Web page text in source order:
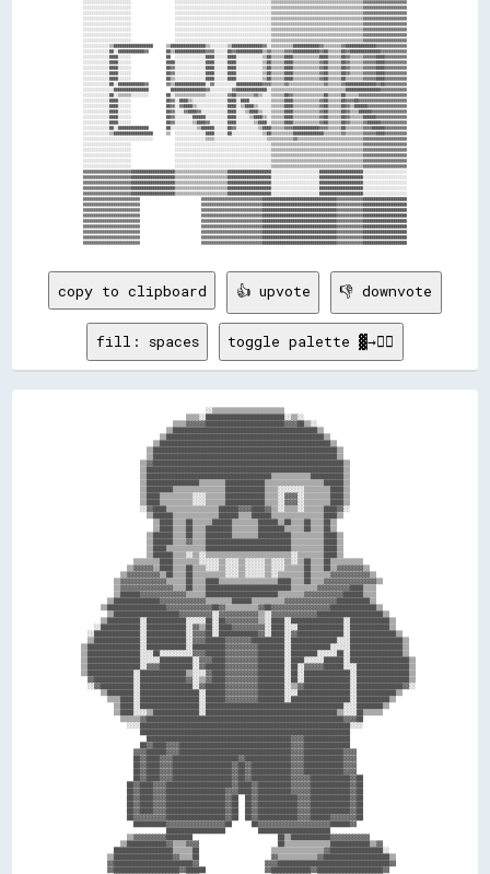
░░░░░░░░░░░░░░░░░░░░░░                    ░░░░░░░░░░░░░░░░░░░░░░░░░░░░░░░░░░░░░░░░░░░░▒▒▒▒▒▒▒▒▒▒▒▒▒▒▒▒▒▒▒▒▒▒▒▒▒▒▒▒▒▒▒▒▒▒▒▒▒▒▒▒▒▒▓▓▓▓▓▓▓▓▓▓▓▓▓▓▓▓▓▓▓▓
░░░░░░░░░░░░░░░░░░░░░░                    ░░░░░░░░░░░░░░░░░░░░░░░░░░░░░░░░░░░░░░░░░░░░▒▒▒▒▒▒▒▒▒▒▒▒▒▒▒▒▒▒▒▒▒▒▒▒▒▒▒▒▒▒▒▒▒▒▒▒▒▒▒▒▒▒▓▓▓▓▓▓▓▓▓▓▓▓▓▓▓▓▓▓▓▓
░░░░░░░░░░░░░░░░░░░░░░                    ░░░░░░░░░░░░░░░░░░░░░░░░░░░░░░░░░░░░░░░░░░░░▒▒▒▒▒▒▒▒▒▒▒▒▒▒▒▒▒▒▒▒▒▒▒▒▒▒▒▒▒▒▒▒▒▒▒▒▒▒▒▒▒▒▓▓▓▓▓▓▓▓▓▓▓▓▓▓▓▓▓▓▓▓
░░░░░░░░░░░░░░░░░░░░░░                    ░░░░░░░░░░░░░░░░░░░░░░░░░░░░░░░░░░░░░░░░░░░░▒▒▒▒▒▒▒▒▒▒▒▒▒▒▒▒▒▒▒▒▒▒▒▒▒▒▒▒▒▒▒▒▒▒▒▒▒▒▒▒▒▒▓▓▓▓▓▓▓▓▓▓▓▓▓▓▓▓▓▓▓▓
░░░░░░░░░░░░░░░░░░░░░░                    ░░░░░░░░░░░░░░░░░░░░░░░░░░░░░░░░░░░░░░░░░░░░▒▒▒▒▒▒▒▒▒▒▒▒▒▒▒▒▒▒▒▒▒▒▒▒▒▒▒▒▒▒▒▒▒▒▒▒▒▒▒▒▒▒▓▓▓▓▓▓▓▓▓▓▓▓▓▓▓▓▓▓▓▓
░░░░░░░░░░░░░░░░░░░░░░                    ░░░░░░░░░░░░░░░░░░░░░░░░░░░░░░░░░░░░░░░░░░░░▒▒▒▒▒▒▒▒▒▒▒▒▒▒▒▒▒▒▒▒▒▒▒▒▒▒▒▒▒▒▒▒▒▒▒▒▒▒▒▒▒▒▓▓▓▓▓▓▓▓▓▓▓▓▓▓▓▓▓▓▓▓
░░░░░░░░░░░░░░░░░░░░░░                    ░░░░░░░░░░░░░░░░░░░░░░░░░░░░░░░░░░░░░░░░░░░░▒▒▒▒▒▒▒▒▒▒▒▒▒▒▒▒▒▒▒▒▒▒▒▒▒▒▒▒▒▒▒▒▒▒▒▒▒▒▒▒▒▒▓▓▓▓▓▓▓▓▓▓▓▓▓▓▓▓▓▓▓▓
░░░░░░░░░░░░░░░░░░░░░░                    ░░░░░░░░░░░░░░░░░░░░░░░░░░░░░░░░░░░░░░░░░░░░▒▒▒▒▒▒▒▒▒▒▒▒▒▒▒▒▒▒▒▒▒▒▒▒▒▒▒▒▒▒▒▒▒▒▒▒▒▒▒▒▒▒▓▓▓▓▓▓▓▓▓▓▓▓▓▓▓▓▓▓▓▓
░░░░░░░░░░░░▒▒██████████████████      ▒▒████████████████▒▒░░░░░░░░▒▒██████████████▓▓░░▒▒▒▒▒▒▒▒▒▒████████████▓▓▒▒▒▒▒▒▒▒▓▓██████████████▓▓▓▓▓▓▓▓▓▓▓▓▓▓
░░░░░░░░░░░░██░░████████████▓▓        ██▒▒██████████████▓▓▓▓░░░░░░██▓▓████████████▒▒▓▓▒▒▒▒▒▒▓▓▓▓████████████▓▓██▒▒▒▒▒▒██▓▓██████████████▓▓▓▓▓▓▓▓▓▓▓▓
░░░░░░░░░░░░████░░░░░░                ██  ░░░░░░░░░░░░░░████░░░░░░████░░░░░░░░░░░░▒▒██▒▒▒▒▒▒████▒▒▒▒▒▒▒▒▒▒▒▒████▒▒▒▒▒▒██▓▓▒▒▒▒▒▒▓▓▓▓▓▓████▓▓▓▓▓▓▓▓▓▓
░░░░░░░░░░░░████░░░░░░                ████░░░░░░░░░░░░░░████░░░░░░████░░░░░░░░░░░░▒▒██▒▒▒▒▒▒████▒▒▒▒▒▒▒▒▒▒▒▒▓▓██▒▒▒▒▒▒██▓▓▒▒▒▒▒▒▓▓▓▓▓▓████▓▓▓▓▓▓▓▓▓▓
░░░░░░░░░░░░████░░░░░░                ██▓▓░░░░░░░░░░░░░░████░░░░░░████░░░░░░░░░░░░▒▒██▒▒▒▒▒▒████▒▒▒▒▒▒▒▒▒▒▒▒▓▓██▒▒▒▒▒▒██▓▓▒▒▒▒▒▒▓▓▓▓▓▓████▓▓▓▓▓▓▓▓▓▓
░░░░░░░░░░░░████░░░░░░                ██▓▓░░░░░░░░░░░░░░████░░░░░░████░░░░░░░░░░░░▒▒██▒▒▒▒▒▒████▒▒▒▒▒▒▒▒▒▒▒▒▓▓██▒▒▒▒▒▒██▓▓▒▒▒▒▒▒▓▓▓▓▓▓████▓▓▓▓▓▓▓▓▓▓
░░░░░░░░░░░░████░░░░░░                ██▒▒░░░░░░░░░░░░░░████░░░░░░████░░░░░░░░░░░░▒▒██▒▒▒▒▒▒████▒▒▒▒▒▒▒▒▒▒▒▒▓▓██▒▒▒▒▒▒██▒▒▒▒▒▒▒▒▓▓▓▓▓▓████▓▓▓▓▓▓▓▓▓▓
░░░░░░░░░░░░██░░████████████▓▓        ▓▓▒▒██████████████░░▓▓░░░░░░░░░░████████████▓▓▓▓▒▒▒▒▒▒▓▓▒▒▒▒▒▒▒▒▒▒▒▒▒▒▒▒▓▓▒▒▒▒▒▒▓▓██████████████▓▓██▓▓▓▓▓▓▓▓▓▓
░░░░░░░░░░░░░░████████████████          ████████████████▓▓░░░░░░░░░░▓▓██████████████░░▒▒▒▒▒▒▒▒▒▒▒▒▒▒▒▒▒▒▒▒▒▒▒▒▒▒▒▒▒▒▒▒▒▒████████████████▓▓▓▓▓▓▓▓▓▓▓▓
░░░░░░░░░░░░██░░▒▒▒▒▒▒░░░░░░░░        ██░░▒▒▒▒▒▒▒▒▒▒▒▒▒▒░░░░░░░░░░▓▓██▒▒▒▒▒▒▒▒▓▓▒▒░░░░▒▒▒▒▒▒██▓▓▒▒▒▒▒▒▒▒▒▒▒▒▒▒██▒▒▒▒▒▒██▒▒▒▒▒▒▓▓▓▓▓▓▓▓▓▓▓▓▓▓▓▓▓▓▓▓▓▓
░░░░░░░░░░░░████░░░░░░                ██▓▓░░████▒▒░░░░░░░░░░░░░░░░████░░████░░░░░░░░░░▒▒▒▒▒▒████▒▒▒▒▒▒▒▒▒▒▒▒▓▓██▒▒▒▒▒▒██▓▓▓▓██▓▓▓▓▓▓▓▓▓▓▓▓▓▓▓▓▓▓▓▓▓▓
░░░░░░░░░░░░████░░░░░░                ██▓▓░░▓▓████▒▒░░░░░░░░░░░░░░████░░▒▒████▒▒░░░░░░▒▒▒▒▒▒████▒▒▒▒▒▒▒▒▒▒▒▒▓▓██▒▒▒▒▒▒██▓▓▒▒██████▓▓▓▓▓▓▓▓▓▓▓▓▓▓▓▓▓▓
░░░░░░░░░░░░████░░░░░░                ██▓▓░░░░▓▓████▓▓░░░░░░░░░░░░████░░░░▒▒████▒▒░░░░▒▒▒▒▒▒████▒▒▒▒▒▒▒▒▒▒▒▒▓▓██▒▒▒▒▒▒██▓▓▒▒▒▒██████▓▓▓▓▓▓▓▓▓▓▓▓▓▓▓▓
░░░░░░░░░░░░████░░░░░░                ██▓▓░░░░░░░░██████░░░░░░░░░░████░░░░░░▒▒████▒▒░░▒▒▒▒▒▒████▒▒▒▒▒▒▒▒▒▒▒▒▓▓██▒▒▒▒▒▒██▓▓▒▒▒▒▒▒██████▓▓▓▓▓▓▓▓▓▓▓▓▓▓
░░░░░░░░░░░░████░░░░░░                ██▓▓░░░░░░░░▒▒████▓▓░░░░░░░░████░░░░░░░░▒▒████░░▒▒▒▒▒▒████▒▒▒▒▒▒▒▒▒▒▒▒▓▓██▒▒▒▒▒▒██▓▓▒▒▒▒▒▒▓▓██████▓▓▓▓▓▓▓▓▓▓▓▓
░░░░░░░░░░░░██░░██████████████        ██░░░░░░░░░░░░▒▒██████░░░░░░██▓▓░░░░░░░░░░▒▒████▒▒▒▒▒▒▓▓▓▓████████████▓▓▓▓▒▒▒▒▒▒██▒▒▒▒▒▒▒▒▓▓▓▓██████▓▓▓▓▓▓▓▓▓▓
░░░░░░░░░░░░▒▒██████████████████      ▒▒  ░░░░░░░░░░░░░░████░░░░░░██░░░░░░░░░░░░░░▒▒██▒▒▒▒▒▒▒▒▒▒██████████████▒▒▒▒▒▒▒▒▓▓▒▒▒▒▒▒▒▒▓▓▓▓▓▓████▓▓▓▓▓▓▓▓▓▓
░░░░░░░░░░░░░░░░░░░░░░░░░░░░░░░░          ░░░░░░░░░░░░░░▒▒▒▒░░░░░░░░░░░░░░░░░░░░░░░░▒▒▒▒▒▒▒▒▒▒▒▒▓▓▒▒▒▒▒▒▒▒▒▒▒▒▒▒▒▒▒▒▒▒▒▒▒▒▒▒▒▒▒▒▓▓▓▓▓▓▓▓▓▓▓▓▓▓▓▓▓▓▓▓
░░░░░░░░░░░░░░░░░░░░░░                    ░░░░░░░░░░░░░░░░░░░░░░░░░░░░░░░░░░░░░░░░░░░░▒▒▒▒▒▒▒▒▒▒▒▒▒▒▒▒▒▒▒▒▒▒▒▒▒▒▒▒▒▒▒▒▒▒▒▒▒▒▒▒▒▒▓▓▓▓▓▓▓▓▓▓▓▓▓▓▓▓▓▓▓▓
░░░░░░░░░░░░░░░░░░░░░░                    ░░░░░░░░░░░░░░░░░░░░░░░░░░░░░░░░░░░░░░░░░░░░▒▒▒▒▒▒▒▒▒▒▒▒▒▒▒▒▒▒▒▒▒▒▒▒▒▒▒▒▒▒▒▒▒▒▒▒▒▒▒▒▒▒▓▓▓▓▓▓▓▓▓▓▓▓▓▓▓▓▓▓▓▓
░░░░░░░░░░░░░░░░░░░░░░                    ░░░░░░░░░░░░░░░░░░░░░░░░░░░░░░░░░░░░░░░░░░░░▒▒▒▒▒▒▒▒▒▒▒▒▒▒▒▒▒▒▒▒▒▒▒▒▒▒▒▒▒▒▒▒▒▒▒▒▒▒▒▒▒▒▓▓▓▓▓▓▓▓▓▓▓▓▓▓▓▓▓▓▓▓
░░░░░░░░░░░░░░░░░░░░░░                    ░░░░░░░░░░░░░░░░░░░░░░░░░░░░░░░░░░░░░░░░░░░░▒▒▒▒▒▒▒▒▒▒▒▒▒▒▒▒▒▒▒▒▒▒▒▒▒▒▒▒▒▒▒▒▒▒▒▒▒▒▒▒▒▒▓▓▓▓▓▓▓▓▓▓▓▓▓▓▓▓▓▓▓▓
░░░░░░░░░░░░░░░░░░░░░░                    ░░░░░░░░░░░░░░░░░░░░░░░░░░░░░░░░░░░░░░░░░░░░▒▒▒▒▒▒▒▒▒▒▒▒▒▒▒▒▒▒▒▒▒▒▒▒▒▒▒▒▒▒▒▒▒▒▒▒▒▒▒▒▒▒▓▓▓▓▓▓▓▓▓▓▓▓▓▓▓▓▓▓▓▓
▓▓▓▓▓▓▓▓▓▓▓▓▓▓▓▓▓▓▓▓▓▓████████████████████▒▒▒▒▒▒▒▒▒▒▒▒▒▒▒▒▒▒▒▒▒▒▒▒████████████████████░░░░░░░░░░░░░░░░░░░░░░████████████████████░░░░░░░░░░░░░░░░░░░░
▓▓▓▓▓▓▓▓▓▓▓▓▓▓▓▓▓▓▓▓▓▓████████████████████▒▒▒▒▒▒▒▒▒▒▒▒▒▒▒▒▒▒▒▒▒▒▒▒████████████████████░░░░░░░░░░░░░░░░░░░░░░████████████████████░░░░░░░░░░░░░░░░░░░░
▓▓▓▓▓▓▓▓▓▓▓▓▓▓▓▓▓▓▓▓▓▓████████████████████▒▒▒▒▒▒▒▒▒▒▒▒▒▒▒▒▒▒▒▒▒▒▒▒████████████████████░░░░░░░░░░░░░░░░░░░░░░████████████████████░░░░░░░░░░░░░░░░░░░░
▓▓▓▓▓▓▓▓▓▓▓▓▓▓▓▓▓▓▓▓▓▓████████████████████▒▒▒▒▒▒▒▒▒▒▒▒▒▒▒▒▒▒▒▒▒▒▒▒████████████████████░░░░░░░░░░░░░░░░░░░░░░████████████████████░░░░░░░░░░░░░░░░░░░░
▓▓▓▓▓▓▓▓▓▓▓▓▓▓▓▓▓▓▓▓▓▓████████████████████▒▒▒▒▒▒▒▒▒▒▒▒▒▒▒▒▒▒▒▒▒▒▒▒████████████████████░░░░░░░░░░░░░░░░░░░░░░████████████████████░░░░░░░░░░░░░░░░░░░░
▓▓▓▓▓▓▓▓▓▓▓▓▓▓▓▓▓▓▓▓▓▓▓▓▓▓                            ▓▓▓▓▓▓▓▓▓▓▓▓▓▓▓▓▓▓▓▓▓▓▓▓▓▓▓▓██████████████████████████████████▓▓▓▓▓▓▓▓▓▓▓▓████████████████████
▓▓▓▓▓▓▓▓▓▓▓▓▓▓▓▓▓▓▓▓▓▓▓▓▓▓                            ▓▓▓▓▓▓▓▓▓▓▓▓▓▓▓▓▓▓▓▓▓▓▓▓▓▓▓▓██████████████████████████████████▓▓▓▓▓▓▓▓▓▓▓▓████████████████████
▓▓▓▓▓▓▓▓▓▓▓▓▓▓▓▓▓▓▓▓▓▓▓▓▓▓                            ▓▓▓▓▓▓▓▓▓▓▓▓▓▓▓▓▓▓▓▓▓▓▓▓▓▓▓▓██████████████████████████████████▓▓▓▓▓▓▓▓▓▓▓▓████████████████████
▓▓▓▓▓▓▓▓▓▓▓▓▓▓▓▓▓▓▓▓▓▓▓▓▓▓                            ▓▓▓▓▓▓▓▓▓▓▓▓▓▓▓▓▓▓▓▓▓▓▓▓▓▓▓▓██████████████████████████████████▓▓▓▓▓▓▓▓▓▓▓▓████████████████████
▓▓▓▓▓▓▓▓▓▓▓▓▓▓▓▓▓▓▓▓▓▓▓▓▓▓                            ▓▓▓▓▓▓▓▓▓▓▓▓▓▓▓▓▓▓▓▓▓▓▓▓▓▓▓▓██████████████████████████████████▓▓▓▓▓▓▓▓▓▓▓▓████████████████████
▓▓▓▓▓▓▓▓▓▓▓▓▓▓▓▓▓▓▓▓▓▓▓▓▓▓                            ▓▓▓▓▓▓▓▓▓▓▓▓▓▓▓▓▓▓▓▓▓▓▓▓▓▓▓▓██████████████████████████████████▓▓▓▓▓▓▓▓▓▓▓▓████████████████████
▓▓▓▓▓▓▓▓▓▓▓▓▓▓▓▓▓▓▓▓▓▓▓▓▓▓                            ▓▓▓▓▓▓▓▓▓▓▓▓▓▓▓▓▓▓▓▓▓▓▓▓▓▓▓▓██████████████████████████████████▓▓▓▓▓▓▓▓▓▓▓▓████████████████████
▓▓▓▓▓▓▓▓▓▓▓▓▓▓▓▓▓▓▓▓▓▓▓▓▓▓                            ▓▓▓▓▓▓▓▓▓▓▓▓▓▓▓▓▓▓▓▓▓▓▓▓▓▓▓▓██████████████████████████████████▓▓▓▓▓▓▓▓▓▓▓▓████████████████████
copy to clipboard 👍 upvote 👎 downvote
fill: spaces toggle palette ▓→✊🏽
                                        ░░▒▒▒▒▒▒▒▒▒▒▒▒▒▒▒▒▒▒▒▒▒▒
                                  ▒▒▒▒░░████████████████████████░░▒▒░░
                              ▒▒▒▒▓▓▓▓▓▓████████████████████████▓▓▓▓██▒▒░░
                            ▒▒████████████████████████████████████████████▒▒
                          ▒▒████████████████████████████████████████████████▒▒
                        ▒▒████████████████████████████████████████████████████▒▒
                      ▒▒████████████████████████████████████████████████████████▒▒
                      ▒▒████████████████████████████████████████████████████████▒▒
                    ▒▒▓▓██████████████████████████████████████████████████████████▒▒
                    ▒▒████████████████████████████████████████████████████████████▒▒
                    ▒▒██████████████████████████████████████▒▒▒▒▒▒▒▒▒▒▒▒██████████▒▒
                    ▒▒████████████████▒▒▒▒▒▒▒▒████████████▒▒▒▒▒▒▒▒▒▒▒▒▒▒▒▒▒▒██████▒▒
                    ▒▒████████▒▒▒▒▒▒▒▒▒▒▒▒▒▒▒▒████████████▒▒▒▒░░░░░░░░▒▒▒▒▒▒▒▒████▒▒
                    ▒▒████▒▒▒▒▒▒▒▒▒▒░░░░▒▒▒▒▒▒████████████▒▒▒▒░░▓▓▓▓░░▒▒▒▒▒▒▒▒████▒▒
                    ▒▒████▒▒▒▒▒▒▒▒▒▒░░░░▒▒▒▒▒▒████████████▒▒▒▒░░▓▓▓▓░░▒▒▒▒▒▒▒▒████▒▒
                    ░░▓▓████▒▒▒▒▒▒▒▒▒▒▒▒▒▒▒▒██████▓▓▓▓████▓▓▒▒░░▒▒▒▒░░▒▒▒▒▒▒████▓▓░░
                      ▒▒██████▒▒▒▒▒▒▒▒▒▒▒▒▒▒██████▒▒▒▒██████▒▒▒▒▒▒▒▒▒▒▒▒▒▒▒▒████▒▒
                        ▒▒████▒▒▒▒██▒▒▒▒▒▒██████▒▒▒▒▒▒▒▒██████▒▒██▒▒▒▒██▒▒▒▒██▒▒
                        ▒▒████▒▒▒▒██▒▒▒▒████████▒▒▒▒▒▒▒▒████████▒▒▒▒▒▒██▒▒▒▒██▒▒
                      ▒▒██████▒▒▒▒██▒▒▒▒████████▒▒▒▒▒▒▒▒██████████▒▒▒▒▒▒▒▒▒▒████▒▒
                      ▒▒██████▒▒▒▒▓▓▒▒▒▒██████████████████████████▒▒▒▒▒▒▒▒▒▒████▒▒
                      ▒▒████▒▒▒▒▒▒▒▒▒▒▒▒██████████████████████████▒▒▒▒▒▒▒▒▒▒████▒▒
                      ▒▒██████▒▒▒▒░░▒▒░░▒▒▒▒▒▒▒▒▒▒▒▒▒▒▒▒▒▒▒▒▒▒▒▒▒▒░░▒▒▒▒▒▒▒▒████▒▒
                  ▒▒▒▒▒▒▒▒████▒▒▒▒▒▒▒▒░░░░░░▒▒░░░░▒▒░░░░░░▒▒░░░░▒▒░░▒▒██▒▒▒▒██▒▒▒▒▒▒▒▒▒▒
                ▒▒▓▓▓▓▓▓▒▒████▒▒▒▒██▒▒▒▒░░░░▒▒░░░░▒▒░░░░░░▒▒░░░░▒▒▒▒▒▒██▒▒▒▒██▒▒▓▓▓▓▓▓▓▓▒▒
              ▒▒▓▓▓▓▓▓▓▓▓▓▒▒██▒▒▒▒██▒▒▒▒▒▒▒▒▒▒░░░░▒▒░░░░░░▒▒░░▒▒▒▒▒▒▒▒██▒▒▒▒▒▒▓▓▓▓▓▓▓▓▓▓▓▓▒▒
            ▒▒▓▓▓▓▓▓▓▓▓▓▓▓▓▓▒▒▒▒▒▒██▒▒▒▒████▒▒▒▒▒▒▒▒▒▒▒▒▒▒▒▒▒▒████▒▒▒▒██▒▒▒▒▓▓▓▓▓▓▓▓▓▓▓▓▓▓▓▓▒▒
            ▒▒▓▓▓▓▓▓▓▓▓▓▓▓▓▓▓▓▒▒▒▒██▒▒▒▒██████████████████████████▒▒▒▒▒▒▒▒▓▓▓▓▓▓▓▓▓▓████▒▒▒▒
            ▒▒██████▓▓▓▓▓▓▓▓▓▓▓▓▓▓▒▒▒▒▒▒██████████████████████▒▒▒▒▒▒▒▒▓▓▓▓▓▓▓▓▓▓▓▓██████▒▒▒▒
          ▒▒██████████████▓▓▓▓▓▓▓▓▓▓▓▓▓▓▒▒▒▒▒▒▒▒██████▒▒▒▒▒▒▒▒▒▒▓▓▓▓▓▓▓▓▓▓▓▓▓▓▓▓██████████▒▒
        ▒▒██████████████████▓▓▓▓▓▓▓▓▓▓▓▓▓▓██▓▓▒▒▒▒▒▒▒▒▒▒▓▓██▓▓▓▓▓▓▓▓▓▓▓▓▓▓▓▓▓▓██████████████▒▒
          ▒▒████████████████████▓▓▓▓▓▓▓▓▓▓░░▓▓▓▓▓▓▓▓▓▓▓▓▒▒░░▓▓▓▓▓▓▓▓▓▓▓▓▓▓████████████████████▒▒
        ▒▒██████████░░████████████░░░░░░██░░██▓▓▓▓▓▓▓▓▓▓▒▒░░████░░████████████████░░████████████▒▒
      ░░████████████░░████████████░░▓▓▒▒██░░████▓▓▓▓▓▓▓▓▓▓░░████░░░░██████████████░░████████████▒▒
    ░░██████████████░░████████████░░▓▓▓▓██░░████████████▓▓░░████░░▓▓██████████████░░██████████████▒▒
    ▒▒██████████████░░████████████░░▓▓▓▓██████▓▓▓▓▓▓▓▓██████████░░██████████████░░░░████████████████▒▒
  ▒▒████████████████░░████████████░░██████████▓▓▓▓▓▓▓▓▓▓████████░░████████████░░░░░░████████████████▒▒
  ▒▒████████████████░░░░██░░░░░░░░░░▓▓▓▓██████▓▓▓▓▓▓▓▓▓▓████████░░████████░░░░░░██░░████████████████▒▒
  ▒▒████████████████░░░░░░██████████░░▓▓▓▓████▓▓▓▓▓▓▓▓▓▓████████░░████░░░░░░██████░░██████████████████▒▒
  ▒▒████████████████░░▓▓▓▓██████████░░▓▓██████▓▓▓▓▓▓▓▓▓▓████████░░██░░▓▓▓▓▓▓██████░░░░████████████████▒▒
  ▒▒██████████████░░██████████████▒▒░░░░▓▓████▓▓▓▓▓▓▓▓▓▓████████░░██░░██████████████░░████████████████▒▒
    ▓▓████████████░░██████████████▓▓░░▒▒▓▓████▓▓▓▓▓▓▓▓▓▓████████░░██░░██████████████░░████████████████▒▒
    ░░▓▓██████████░░████████████████░░▓▓██████▓▓▓▓▓▓▓▓▓▓████████░░▒▒▓▓██████████████░░██████████████▓▓░░
        ▒▒████████░░██████████████████░░██████▓▓▓▓▓▓▓▓▓▓████████░░░░████████████████░░████████████▒▒
          ▒▒▒▒████░░██████████████████░░██████▓▓▓▓▓▓▓▓▓▓████████░░██████████████████░░██████████▒▒
            ▒▒████░░██████████████████░░██████████████████████████████████████████░░░░████████▒▒
            ▒▒████░░░░▒▒██████████████░░████████████████████████████████████████▒▒░░░░██▒▒▒▒▒▒
              ▒▒▒▒▒▒▓▓████████████████████████████████████████████████████████████▓▓▓▓██
                ░░░░████████████████████████████████████████████████████████████████░░░░
                    ████████████████████████████████████████████████████████████████
                      ████████████████████████████████████████████▓▓▓▓██████████████
                    ██▓▓████▓▓▓▓██████████████████████████████████▓▓▓▓██████████████
                  ▓▓▓▓██████▓▓▓▓██████████████████████████████████▓▓▓▓████████████▓▓▓▓
                  ██▓▓████▓▓▓▓████████████████████▓▓██████████████▓▓▓▓████████████▓▓▓▓
                  ██▓▓████▓▓▓▓██████████████████▓▓██▓▓████████████▓▓▓▓████████████▓▓▓▓
                  ██▓▓████▓▓▓▓██████████████████▓▓██▓▓████████████▓▓▓▓████████████▓▓▓▓
                  ██▓▓████▓▓▓▓██████████████████▓▓██▓▓████████████▓▓▓▓▓▓████████████▓▓██
                ██▓▓████▓▓▓▓████████████████████▓▓████▓▓██████████▓▓▓▓▓▓████████████▓▓██
                ██▓▓████▓▓▓▓██████████████████▓▓▓▓████▓▓██████████▓▓▓▓▓▓████████████▓▓██
                ██▓▓████▓▓▓▓██████████████████▓▓██  ██▓▓████████████▓▓▓▓████████████▓▓██
                ██▓▓████▓▓▓▓██████████████████▓▓██  ██▓▓████████████▓▓▓▓████████████▓▓██
                ██▓▓████▓▓▓▓██████████████████▓▓██  ██▓▓████████████▓▓▓▓████████████▓▓██
                ██▓▓▓▓▓▓▓▓▓▓██████████████████▓▓██  ██▓▓████████████▓▓▓▓██████▓▓▓▓▓▓▓▓██
                  ██████████▓▓▓▓▓▓▓▓▓▓▓▓▓▓▓▓▓▓██      ██▓▓▓▓▓▓▓▓▓▓▓▓▓▓▓▓▓▓▓▓▓▓██████▓▓
                            ██████████████████          ██████████████████████
                ▒▒▓▓▓▓▓▓▓▓▓▓████████                          ██▒▒████████████▓▓▓▓▓▓▓▓▓▓▓▓
              ▒▒████████████▓▓▒▒▒▒▓▓▓▓                        ██▒▒▒▒▒▒▒▒▒▒▒▒▒▒████████████▒▒▓▓
            ██████████████████▒▒▒▒▒▒██                      ▒▒▒▒▒▒▒▒▒▒▒▒▒▒▒▒▓▓████████████████░░
          ▒▒██████████████████▓▓▒▒▒▒██                      ▓▓▒▒▒▒▒▒▒▒▒▒▒▒▓▓████████████████████▒▒
          ▓▓████████████████████████▓▓                    ▓▓▓▓██████████████████████████████████▓▓
          ▓▓████████████████████▓▓██████                  ▓▓████████████▓▓████████████████████▓▓